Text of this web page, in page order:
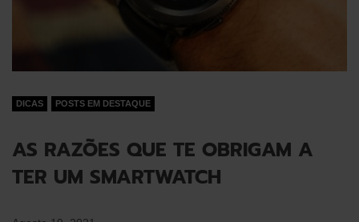
DICAS POSTS EM DESTAQUE
AS RAZÕES QUE TE OBRIGAM A
TER UM SMARTWATCH